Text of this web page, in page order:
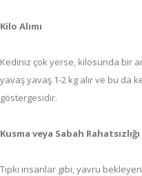
Kilo Alımı
Kediniz çok yerse, kilosunda bir
yavaş yavaş 1-2 kg alır ve bu da
göstergesidir.
Kusma veya Sabah Rahatsızlığı
Tıpkı insanlar gibi, yavru